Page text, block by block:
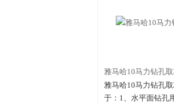
雅马哈10马力钻孔
雅马哈10马力钻孔
于：1、水平面钻孔